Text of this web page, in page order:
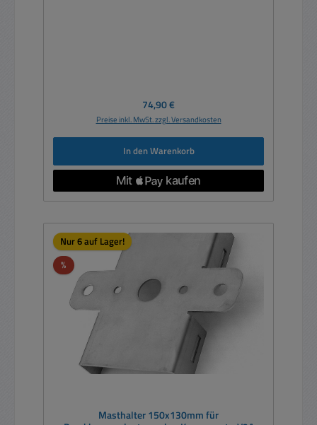
Regulärer Preis:
74,90 €
Preise inkl. MwSt. zzgl. Versandkosten
In den Warenkorb
Nur 6 auf Lager!
%Rabatt
Masthalter 150x130mm für